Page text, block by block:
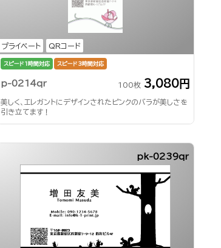
プライベート QRコード
スピード1時間対応 スピード3時間対応
p-0214qr 100枚 3,080円
美しく、エレガントにデザインされたピンクのバラが美しさを
引き立てます！
pk-0239qr